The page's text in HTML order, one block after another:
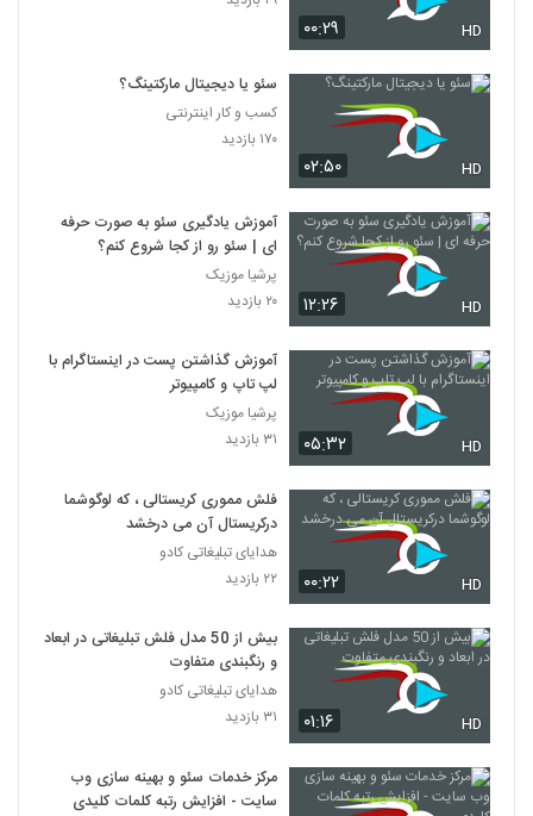
۰۰:۲۹ HD
۰۲:۵۰ HD
سئو یا دیجیتال مارکتینگ؟
کسب و کار اینترنتی
۱۷۰ بازدید
۱۲:۲۶ HD
آموزش یادگیری سئو به صورت حرفه
ای | سئو رو از کجا شروع کنم؟
پرشیا موزیک
۲۰ بازدید
۰۵:۳۲ HD
آموزش گذاشتن پست در اینستاگرام با
لپ تاپ و کامپیوتر
پرشیا موزیک
۳۱ بازدید
۰۰:۲۲ HD
فلش مموری کریستالی ، که لوگوشما
درکریستال آن می درخشد
هدایای تبلیغاتی کادو
۲۲ بازدید
۰۱:۱۶ HD
بیش از 50 مدل فلش تبلیغاتی در ابعاد
و رنگبندی متفاوت
هدایای تبلیغاتی کادو
۳۱ بازدید
مرکز خدمات سئو و بهینه سازی وب
سایت - افزایش رتبه کلمات کلیدی